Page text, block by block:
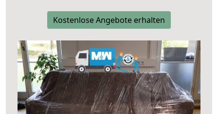
Kostenlose Angebote erhalten